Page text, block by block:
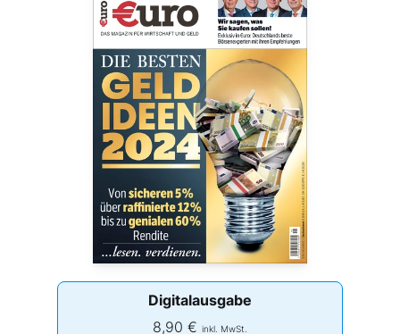
Digitalausgabe
8,90 € inkl. MwSt.